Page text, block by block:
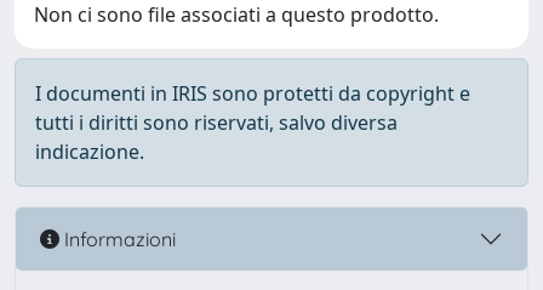
Non ci sono file associati a questo prodotto.
I documenti in IRIS sono protetti da copyright e
tutti i diritti sono riservati, salvo diversa
indicazione.
Informazioni